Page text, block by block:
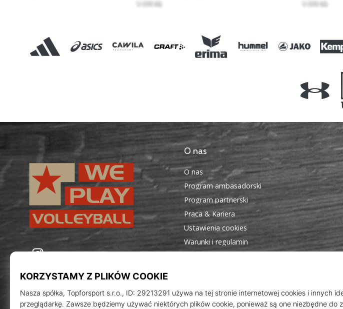
WePlayVolleyball.pl
Instagram
O nas
O nas
Program ambasadorski
Program partnerski
Praca & Kariera
Ustawienia cookies
Warunki i regulamin